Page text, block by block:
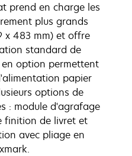
prend en charge les
plus grands
x 483 mm) et offre
standard de
en option permettent
papier
options de
: module d'agrafage
finition de livret et
avec pliage en